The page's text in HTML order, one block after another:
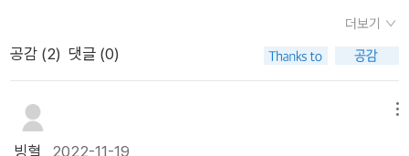
까? 그게 왜 대단한지, 그게 무슨 의미인지, 얼마나 대단한 건지.
핵분열을 이용한 원자력발전의 경우 무거운 원자의 핵이 쪼개지
면서 발생하는 열을 에너지로 전환하는 방식 입니다. 깨끗한 전기
가 만들어지지만 핵분열에 쓰인 연료봉들은 방사선물질들로 인
작가가 늘어났었다.이런 경험이 이 책을 읽으면서 머릿속을 스쳐
지나갔다.새로운 지식도 많이 배웠고, 기존의 지식도 재정립했다.
를 방해한다.자신의 전공 분야를 바탕으로 과학을 우직하고 다채
로운 상상력으로 설명한다.단숨에 모든 것을 읽기에는 조금 버겁
학 등의 방식과 접근을 통해 더 깊이있는 배움의 시간을 가져볼
수도 있고 이를 현실에서는 어떤 형태로 활용하거나 일정한 판단
을 내려야 하는지도 생각해 보자. 우리가 살아가는 지구라는 공간
도 어렵지만 항상 더 큰 관점으로 다가오는 우주에 대해 생각해
본다면 지금보다 더 나은 형태의 생각과 통찰력을 가질 수 있다는
명이 되고, 생명이 생각을 만들고 생각이 문명을 만들어 냈습니
다.시작이 있으면 끝이 있습니다.종말의 의미와 죽음에 대한 생각
면서 이 책에서는 마무리 하고 있습니다. 과학은 보이는 것, 즉
나타나는 현상에 대한 이유를 설명하고 그 답을 찾아야 하는 것이
여 우주로 이어지는 생명과 문명의 미래를 다루고 있어요.생명과
정신 그리고 문명에 대해서 현대 과학이 밝혀낸 것보다 알아내야
어요. 그래서 저자는 답이 아니라 질문을 던지고 있어요. 생명의
본질, 정신, 문명의 미래에 관한 질문을 통해 미지의 세계를 여행
더보기
공감 (2) 댓글 (0)
빙혈 2022-11-19